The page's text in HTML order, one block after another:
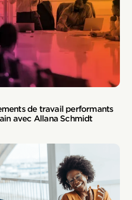
de travail performants
avec Allana Schmidt